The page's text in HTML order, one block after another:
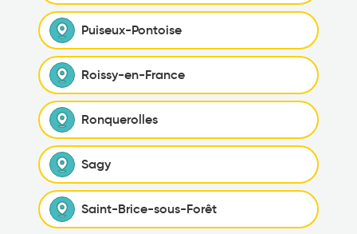
Puiseux-Pontoise
Roissy-en-France
Ronquerolles
Sagy
Saint-Brice-sous-Forêt